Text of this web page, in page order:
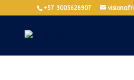
+57 3005626907